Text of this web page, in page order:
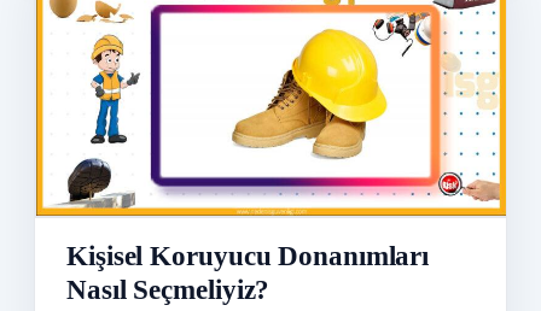
Kişisel Koruyucu Donanımları
Nasıl Seçmeliyiz?